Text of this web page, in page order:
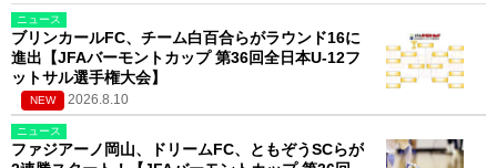
ニュース
ブリンカールFC、チーム白百合らがラウンド16に
進出【JFAバーモントカップ 第36回全日本U-12フ
ットサル選手権大会】
NEW 2026.8.10
ニュース
ファジアーノ岡山、ドリームFC、ともぞうSCらが